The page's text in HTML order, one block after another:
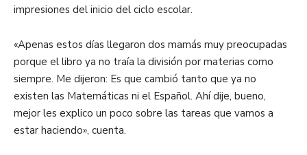
impresiones del inicio del ciclo escolar.
«Apenas estos días llegaron dos mamás muy preocupadas
porque el libro ya no traía la división por materias como
siempre. Me dijeron: Es que cambió tanto que ya no
existen las Matemáticas ni el Español. Ahí dije, bueno,
mejor les explico un poco sobre las tareas que vamos a
estar haciendo», cuenta.